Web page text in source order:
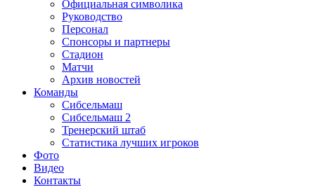
Официальная символика
Руководство
Персонал
Спонсоры и партнеры
Стадион
Матчи
Архив новостей
Команды
Сибсельмаш
Сибсельмаш 2
Тренерский штаб
Статистика лучших игроков
Фото
Видео
Контакты